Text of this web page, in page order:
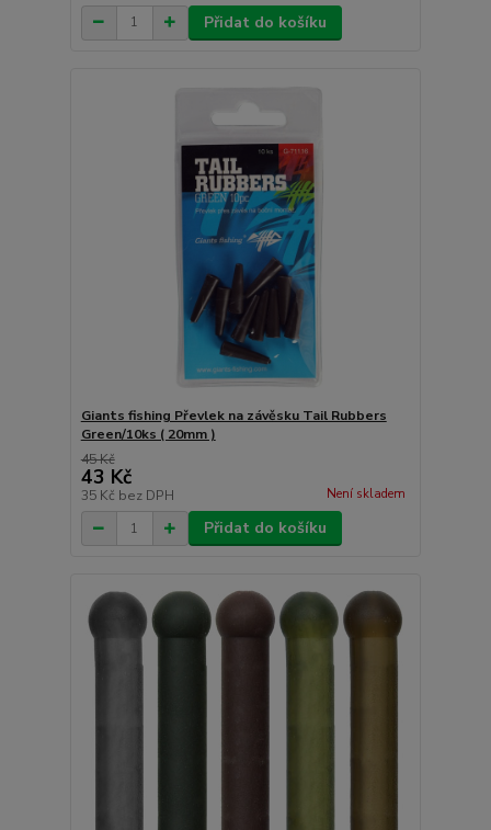
Přidat do košíku
Giants fishing Převlek na závěsku Tail Rubbers
Green/10ks ( 20mm )
45 Kč
43 Kč
35 Kč bez DPH Není skladem
Přidat do košíku